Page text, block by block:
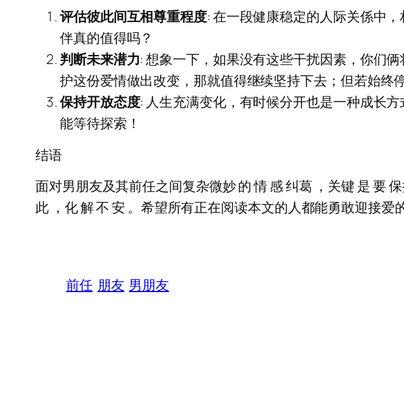
评估彼此间互相尊重程度: 在一段健康稳定的人际关係中
伴真的值得吗？
判断未来潜力: 想象一下，如果没有这些干扰因素，你们
护这份爱情做出改变，那就值得继续坚持下去；但若始终
保持开放态度: 人生充满变化，有时候分开也是一种成长
能等待探索！
结语
面对男朋友及其前任之间复杂微妙 的 情 感 纠葛 ，关键 是 要
此 ，化 解 不 安 。希望所有正在阅读本文的人都能勇敢迎接爱
前任 朋友 男朋友